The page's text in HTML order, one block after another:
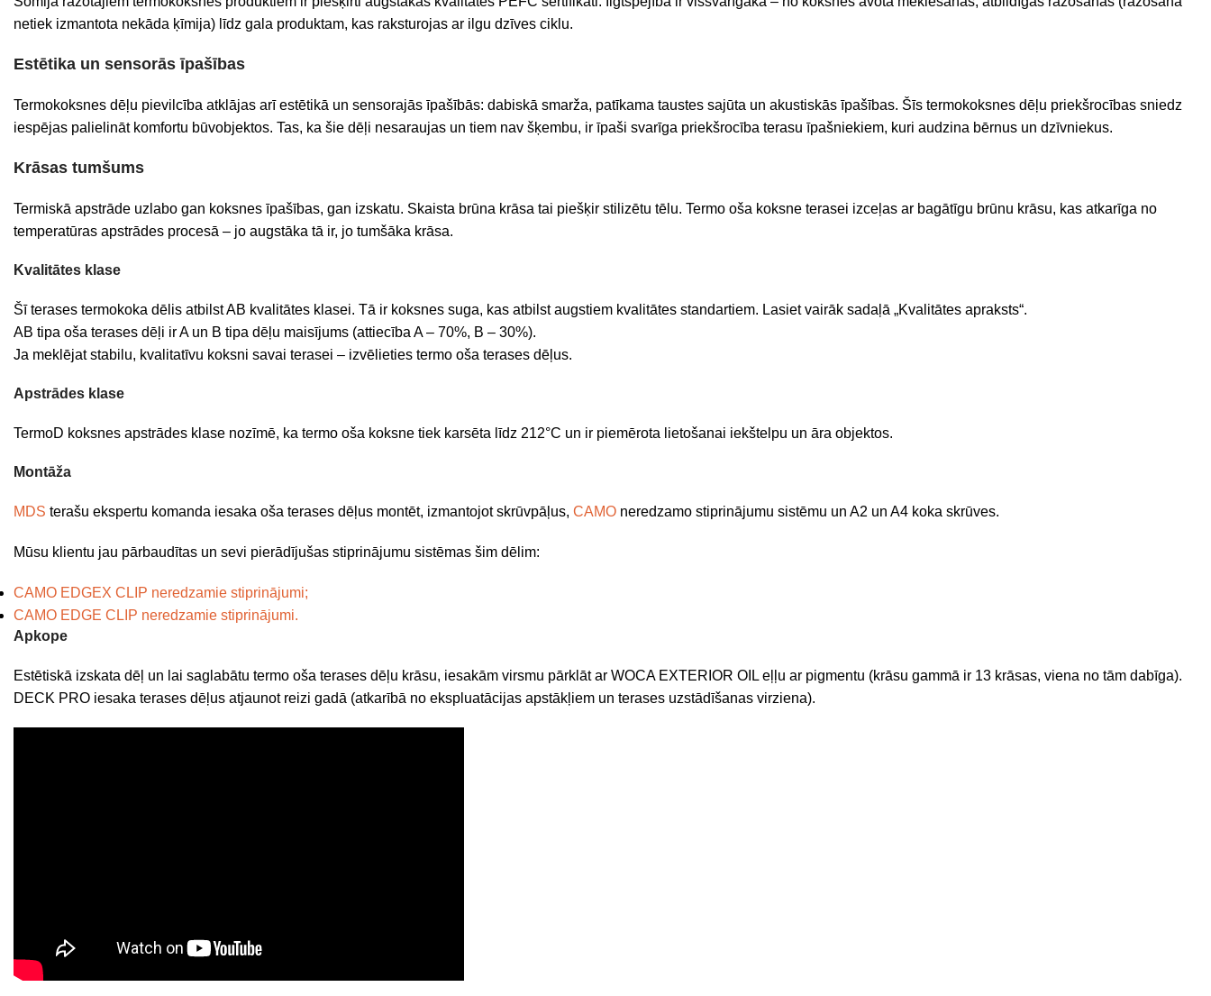
netiek izmantota nekāda ķīmija) līdz gala produktam, kas raksturojas ar ilgu dzīves ciklu.
Estētika un sensorās īpašības
Termokoksnes dēļu pievilcība atklājas arī estētikā un sensorajās īpašībās: dabiskā smarža, patīkama taustes sajūta un akustiskās īpašības. Šīs termokoksnes dēļu priekšrocības sniedz
iespējas palielināt komfortu būvobjektos. Tas, ka šie dēļi nesaraujas un tiem nav šķembu, ir īpaši svarīga priekšrocība terasu īpašniekiem, kuri audzina bērnus un dzīvniekus.
Krāsas tumšums
Termiskā apstrāde uzlabo gan koksnes īpašības, gan izskatu. Skaista brūna krāsa tai piešķir stilizētu tēlu. Termo oša koksne terasei izceļas ar bagātīgu brūnu krāsu, kas atkarīga no
temperatūras apstrādes procesā – jo augstāka tā ir, jo tumšāka krāsa.
Kvalitātes klase
Šī terases termokoka dēlis atbilst AB kvalitātes klasei. Tā ir koksnes suga, kas atbilst augstiem kvalitātes standartiem. Lasiet vairāk sadaļā „Kvalitātes apraksts“.
AB tipa oša terases dēļi ir A un B tipa dēļu maisījums (attiecība A – 70%, B – 30%).
Ja meklējat stabilu, kvalitatīvu koksni savai terasei – izvēlieties termo oša terases dēļus.
Apstrādes klase
TermoD koksnes apstrādes klase nozīmē, ka termo oša koksne tiek karsēta līdz 212°C un ir piemērota lietošanai iekštelpu un āra objektos.
Montāža
MDS terašu ekspertu komanda iesaka oša terases dēļus montēt, izmantojot skrūvpāļus, CAMO neredzamo stiprinājumu sistēmu un A2 un A4 koka skrūves.
Mūsu klientu jau pārbaudītas un sevi pierādījušas stiprinājumu sistēmas šim dēlim:
CAMO EDGEX CLIP neredzamie stiprinājumi;
CAMO EDGE CLIP neredzamie stiprinājumi.
Apkope
Estētiskā izskata dēļ un lai saglabātu termo oša terases dēļu krāsu, iesakām virsmu pārklāt ar WOCA EXTERIOR OIL eļļu ar pigmentu (krāsu gammā ir 13 krāsas, viena no tām dabīga).
DECK PRO iesaka terases dēļus atjaunot reizi gadā (atkarībā no ekspluatācijas apstākļiem un terases uzstādīšanas virziena).